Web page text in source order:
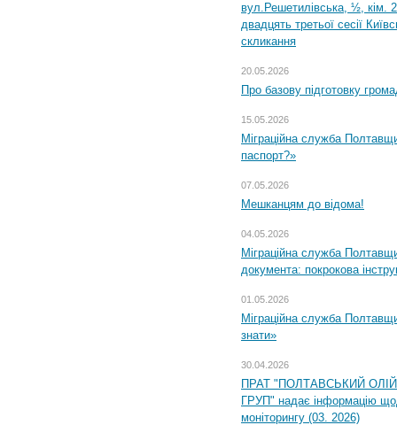
вул.Решетилівська, ½, кім.
двадцять третьої сесії
скликання
20.05.2026
Про базову підготовку
15.05.2026
Міграційна служба
паспорт?»
07.05.2026
Мешканцям до відома!
04.05.2026
Міграційна служба
документа: покрокова
01.05.2026
Міграційна служба
знати»
30.04.2026
ПРАТ "ПОЛТАВСЬКИЙ
ГРУП" надає інформацію
моніторингу (03. 2026)